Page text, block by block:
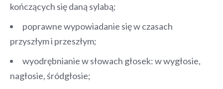
kończących się daną sylabą;
poprawne wypowiadanie się w czasach
przyszłym i przeszłym;
wyodrębnianie w słowach głosek: w wygłosie,
nagłosie, śródgłosie;